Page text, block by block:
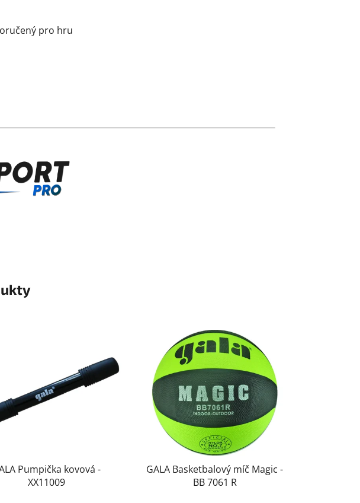
pro hru
Pumpička kovová -
XX11009
GALA Basketbalový míč Magic -
BB 7061 R